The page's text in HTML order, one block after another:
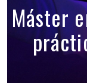
Máster